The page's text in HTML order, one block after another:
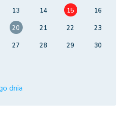
13 14 15
16
20 21 22
23
27 28 29
30
dnia